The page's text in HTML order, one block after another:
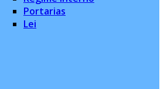
Portarias
Lei